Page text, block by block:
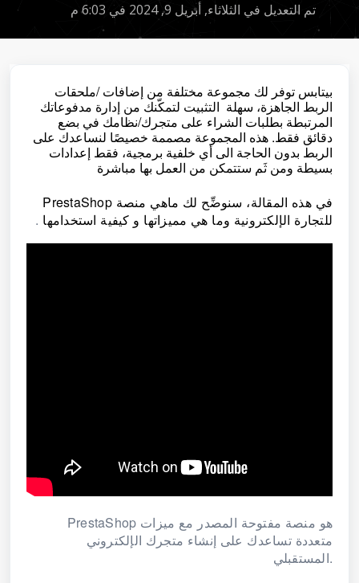
تم التعديل في الثلاثاء, أبريل 9, 2024 في 6:03 م
بيتابس توفر لك مجموعة مختلفة من إضافات /ملحقات
الربط الجاهزة، سهلة التثبيت لتمكّنك من إدارة مدفوعاتك
المرتبطة بطلبات الشراء على متجرك/نظامك في بضع
دقائق فقط. هذه المجموعة مصممة خصيصًا لنساعدك على
الربط بدون الحاجة الى أي خلفية برمجية، فقط إعدادات
بسيطة ومن ثَم ستتمكن من العمل بها مباشرة
في هذه المقالة، سنوضِّح لك ماهي منصة PrestaShop
للتجارة الإلكترونية وما هي مميزاتها و كيفية استخدامها.
PrestaShop هو منصة مفتوحة المصدر مع ميزات
متعددة تساعدك على إنشاء متجرك الإلكتروني